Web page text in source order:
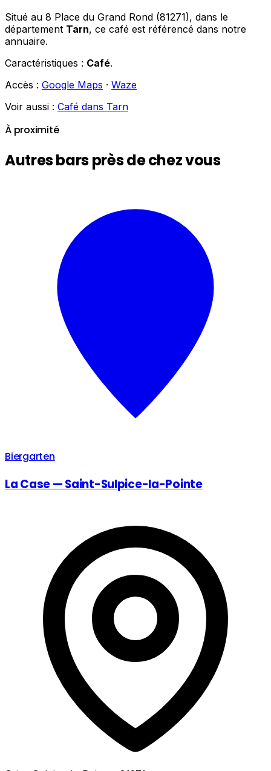
Situé au 8 Place du Grand Rond (81271), dans le
département Tarn, ce café est référencé dans notre
annuaire.
Caractéristiques : Café.
Accès : Google Maps · Waze
Voir aussi : Café dans Tarn
À proximité
Autres bars près de chez vous
Biergarten
La Case — Saint-Sulpice-la-Pointe